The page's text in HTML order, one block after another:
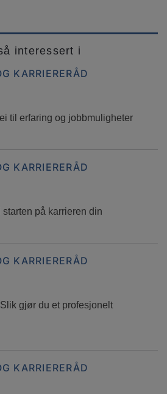
interessert i
KARRIERERÅD
til erfaring og jobbmuligheter
KARRIERERÅD
på karrieren din
KARRIERERÅD
gjør du et profesjonelt
KARRIERERÅD